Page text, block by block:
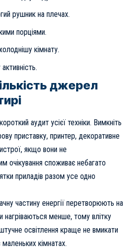
рушник на плечах.
порціями.
кімнату.
джерел
аудит усієї техніки. Вимкніть
приставку, принтер, декоративне
якщо вони не
очікування споживає небагато
приладів разом усе одно
частину енергії перетворюють на
нагріваються менше, тому влітку
освітлення краще не вмикати
кімнатах.